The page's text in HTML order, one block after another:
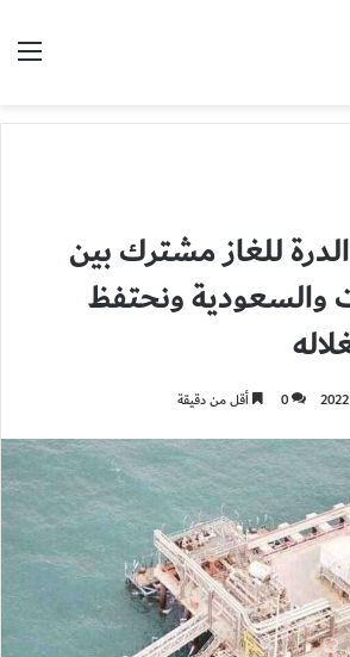
للغاز مشترك بين
والسعودية ونحتفظ
0 أقل من دقيقة